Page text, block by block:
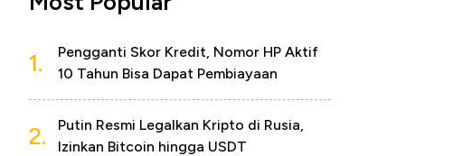
1.
Pengganti Skor Kredit, Nomor HP Aktif
10 Tahun Bisa Dapat Pembiayaan
2.
Putin Resmi Legalkan Kripto di Rusia,
Izinkan Bitcoin hingga USDT